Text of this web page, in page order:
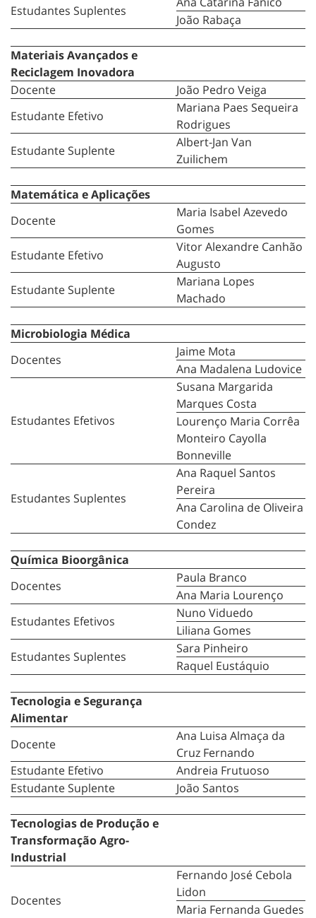
Estudantes Suplentes
João Rabaça
Materiais Avançados e
Reciclagem Inovadora
Docente
João Pedro Veiga
Estudante Efetivo
Mariana Paes Sequeira
Rodrigues
Estudante Suplente
Albert-Jan Van
Zuilichem
Matemática e Aplicações
Docente
Maria Isabel Azevedo
Gomes
Estudante Efetivo
Vitor Alexandre Canhão
Augusto
Estudante Suplente
Mariana Lopes
Machado
Microbiologia Médica
Docentes
Jaime Mota
Ana Madalena Ludovice
Estudantes Efetivos
Susana Margarida
Marques Costa
Lourenço Maria Corrêa
Monteiro Cayolla
Bonneville
Estudantes Suplentes
Ana Raquel Santos
Pereira
Ana Carolina de Oliveira
Condez
Química Bioorgânica
Docentes
Paula Branco
Ana Maria Lourenço
Estudantes Efetivos
Nuno Viduedo
Liliana Gomes
Estudantes Suplentes
Sara Pinheiro
Raquel Eustáquio
Tecnologia e Segurança
Alimentar
Docente
Ana Luisa Almaça da
Cruz Fernando
Estudante Efetivo
Andreia Frutuoso
Estudante Suplente
João Santos
Tecnologias de Produção e
Transformação Agro-
Industrial
Docentes
Fernando José Cebola
Lidon
Maria Fernanda Guedes